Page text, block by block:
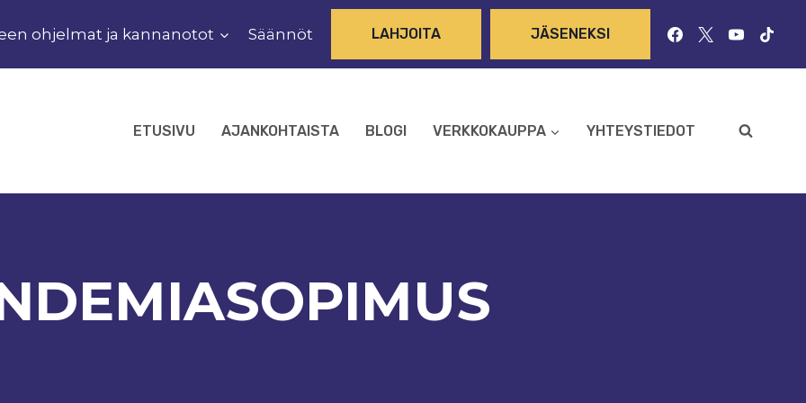
ohjelmat ja kannanotot Säännöt LAHJOITA JÄSENEKSI
ETUSIVU AJANKOHTAISTA BLOGI VERKKOKAUPPA YHTEYSTIEDOT